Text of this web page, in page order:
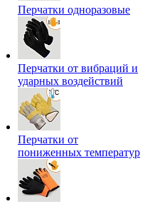
Перчатки одноразовые
Перчатки от вибраций и
ударных воздействий
Перчатки от
пониженных температур